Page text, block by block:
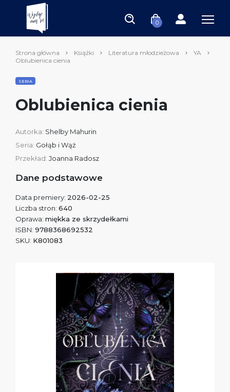
0
Strona główna Książki Literatura młodzieżowa
YA
Oblubienica cienia
SERIA
Oblubienica cienia
Autorka: Shelby Mahurin
Seria: Gołąb i Wąż
Przekład: Joanna Radosz
Dane podstawowe
Data premiery: 2026-02-25
Liczba stron: 640
Oprawa: miękka ze skrzydełkami
ISBN: 9788368692532
SKU: K801083